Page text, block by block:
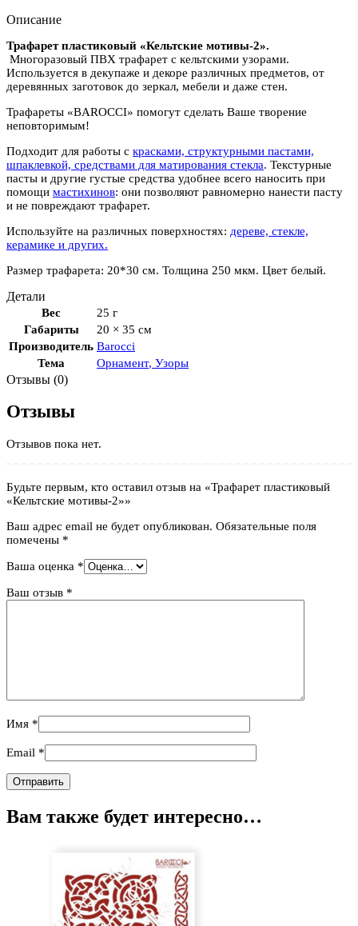
Описание
Трафарет пластиковый «Кельтские мотивы-2».
Многоразовый ПВХ трафарет с кельтскими узорами.
Используется в декупаже и декоре различных предметов, от
деревянных заготовок до зеркал, мебели и даже стен.
Трафареты «BAROCCI» помогут сделать Ваше творение
неповторимым!
Подходит для работы с красками, структурными пастами,
шпаклевкой, средствами для матирования стекла. Текстурные
пасты и другие густые средства удобнее всего наносить при
помощи мастихинов: они позволяют равномерно нанести пасту
и не повреждают трафарет.
Используйте на различных поверхностях: дереве, стекле,
керамике и других.
Размер трафарета: 20*30 см. Толщина 250 мкм. Цвет белый.
Детали
Вес
25 г
Габариты
20 × 35 см
Производитель Barocci
Тема
Орнамент, Узоры
Отзывы (0)
Отзывы
Отзывов пока нет.
Будьте первым, кто оставил отзыв на «Трафарет пластиковый
«Кельтские мотивы-2»»
Ваш адрес email не будет опубликован. Обязательные поля
помечены *
Ваша оценка *
Ваш отзыв *
Имя *
Email *
Вам также будет интересно…